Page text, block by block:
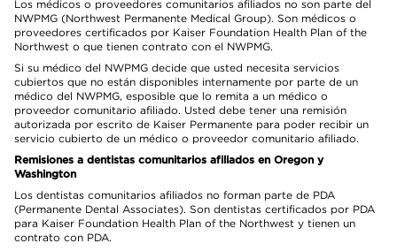
Los médicos o proveedores comunitarios afiliados no son parte del
NWPMG (Northwest Permanente Medical Group). Son médicos o
proveedores certificados por Kaiser Foundation Health Plan of the
Northwest o que tienen contrato con el NWPMG.
Si su médico del NWPMG decide que usted necesita servicios
cubiertos que no están disponibles internamente por parte de un
médico del NWPMG, esposible que lo remita a un médico o
proveedor comunitario afiliado. Usted debe tener una remisión
autorizada por escrito de Kaiser Permanente para poder recibir un
servicio cubierto de un médico o proveedor comunitario afiliado.
Remisiones a dentistas comunitarios afiliados en Oregon y
Washington
Los dentistas comunitarios afiliados no forman parte de PDA
(Permanente Dental Associates). Son dentistas certificados por PDA
para Kaiser Foundation Health Plan of the Northwest y tienen un
contrato con PDA.